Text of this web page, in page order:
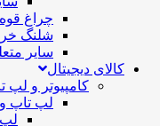
چراغ
شلنگ
سایر
کالای دیجیتال
کامپیوتر و لپ
لپ تاپ و